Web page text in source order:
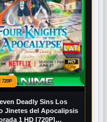
720P
Deadly Sins Los
Jinetes del Apocalipsis
1 HD [720P]